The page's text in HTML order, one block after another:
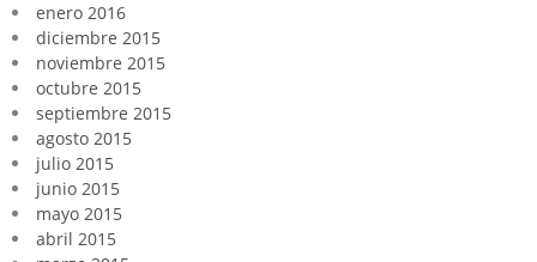
enero 2016
diciembre 2015
noviembre 2015
octubre 2015
septiembre 2015
agosto 2015
julio 2015
junio 2015
mayo 2015
abril 2015